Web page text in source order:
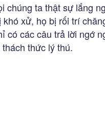
chúng ta thật sự lắng
xử, họ bị rối trí
có các câu trả lời ngớ
thức lý thú.